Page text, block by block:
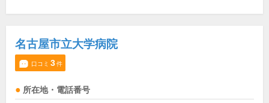
名古屋市立大学病院
口コミ 3件
所在地・電話番号